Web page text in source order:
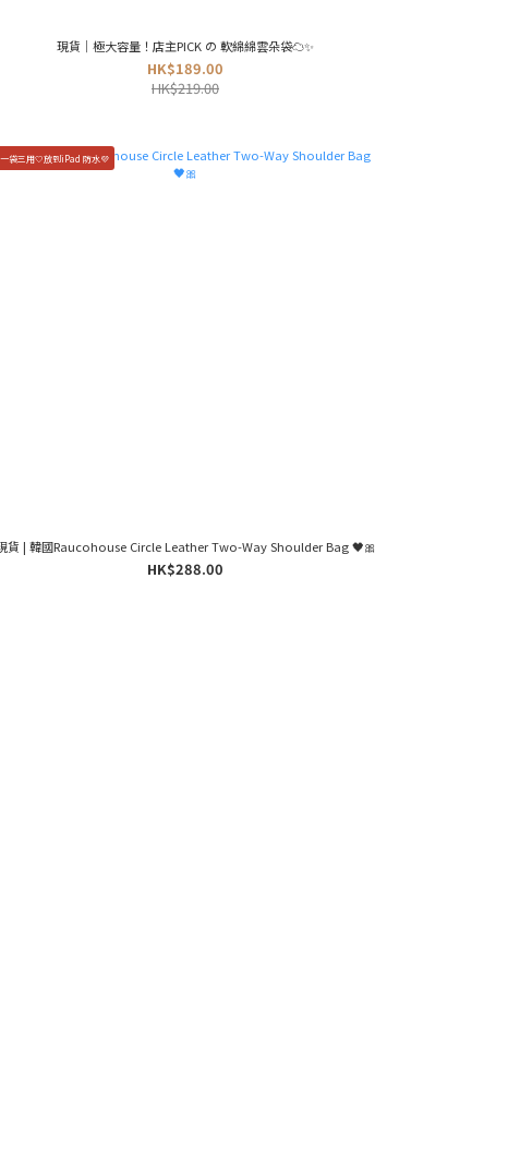
現貨｜極大容量！店主PICK の 軟綿綿雲朵袋☁️✨
HK$189.00
HK$219.00
一袋三用🤍放到iPad 防水💜
貨 | 韓國Raucohouse Circle Leather Two-Way Shoulder Bag 🖤🎀
HK$288.00